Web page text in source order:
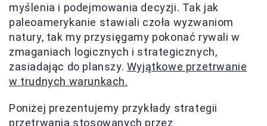
myślenia i podejmowania decyzji. Tak jak
paleoamerykanie stawiali czoła wyzwaniom
natury, tak my przysięgamy pokonać rywali w
zmaganiach logicznych i strategicznych,
zasiadając do planszy. Wyjątkowe przetrwanie
w trudnych warunkach.
Poniżej prezentujemy przykłady strategii
przetrwania stosowanych przez